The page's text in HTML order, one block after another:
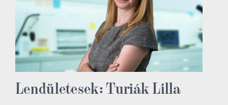
Lendületesek: Turiák Lilla